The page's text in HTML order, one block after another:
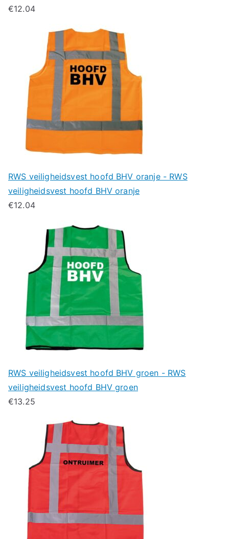
€12.04
RWS veiligheidsvest hoofd BHV oranje - RWS
veiligheidsvest hoofd BHV oranje
€12.04
RWS veiligheidsvest hoofd BHV groen - RWS
veiligheidsvest hoofd BHV groen
€13.25